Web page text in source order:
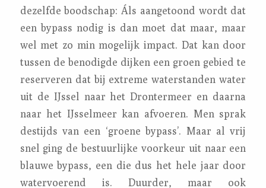
dezelfde boodschap: Áls aangetoond wordt dat
een bypass nodig is dan moet dat maar, maar
wel met zo min mogelijk impact. Dat kan door
tussen de benodigde dijken een groen gebied te
reserveren dat bij extreme waterstanden water
uit de IJssel naar het Drontermeer en daarna
naar het IJsselmeer kan afvoeren. Men sprak
destijds van een ‘groene bypass’. Maar al vrij
snel ging de bestuurlijke voorkeur uit naar een
blauwe bypass, een die dus het hele jaar door
watervoerend is. Duurder, maar ook